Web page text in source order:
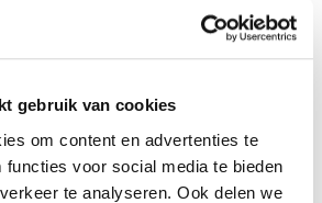
gebruik van cookies
om content en advertenties te
functies voor social media te bieden
te analyseren. Ook delen we
dempingswaarde van 19 dB en
van antiallergisch materiaal. Het
materiaal zorgt voor een optimaal